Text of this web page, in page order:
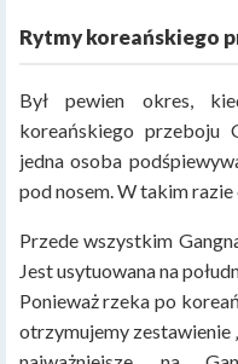
Rytmy koreańskiego
Był pewien okres,
koreańskiego przeboju
jedna osoba
pod nosem. W takim
Przede wszystkim
Jest usytuowana na
Ponieważ rzeka po
otrzymujemy zestawienie